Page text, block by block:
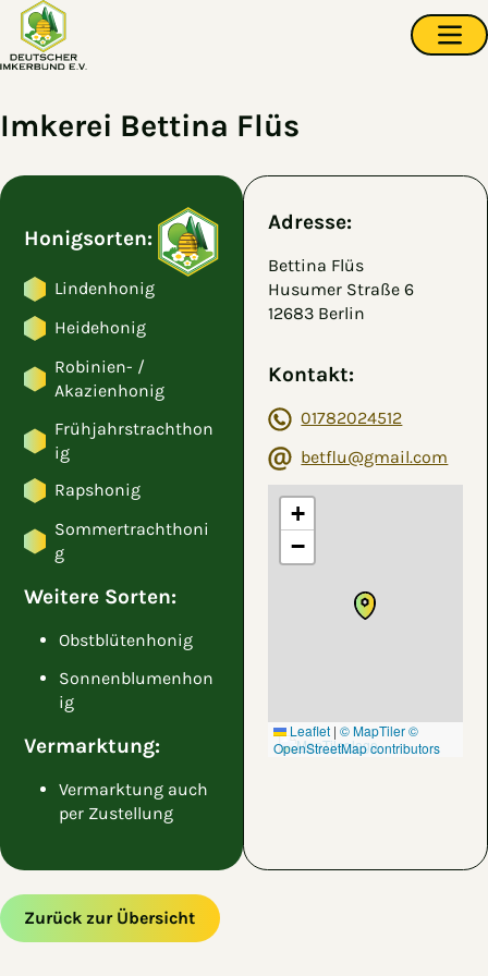
Zum Hauptinhalt springen
Imkerei Bettina Flüs
Honigsorten:
Lindenhonig
Heidehonig
Robinien- /
Akazienhonig
Frühjahrstrachthon
ig
Rapshonig
Sommertrachthoni
g
Weitere Sorten:
Obstblütenhonig
Sonnenblumenhon
ig
Vermarktung:
Vermarktung auch
per Zustellung
Adresse:
Bettina Flüs
Husumer Straße 6
12683 Berlin
Kontakt:
01782024512
betflu@gmail.com
+
−
Leaflet | © MapTiler©
OpenStreetMap contributors
Zurück zur Übersicht